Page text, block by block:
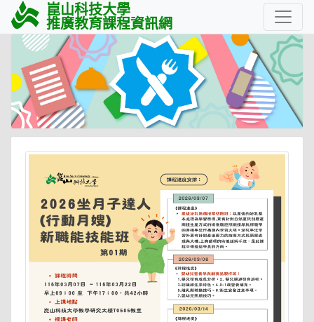
崑山科技大學
推廣教育課程資訊網